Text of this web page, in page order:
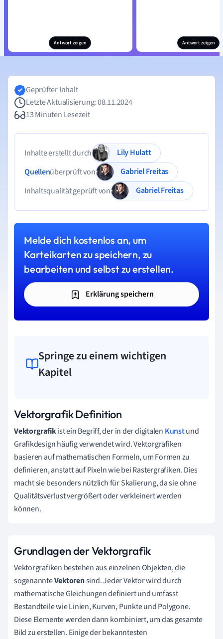
Antwort zeigen Antwort zeigen
Geprüfter Inhalt
Letzte Aktualisierung: 08.11.2024
13 Minuten Lesezeit
Inhalte erstellt durch
Lily Hulatt
Quellenüberprüft von
Gabriel Freitas
Inhaltsqualität geprüft von
Gabriel Freitas
Melde dich kostenlos an, um
Karteikarten zu speichern, zu
bearbeiten und selbst zu erstellen.
Erklärung speichern
Springe zu einem wichtigen
Kapitel
Vektorgrafik Definition
Vektorgrafikist ein Begriff, der in der digitalen Kunstund
Grafikdesign häufig verwendet wird. Vektorgrafiken
basieren auf mathematischen Formeln, um Formen zu
definieren, anstatt auf Pixeln wie bei Rastergrafiken. Dies
macht sie besonders nützlich für Skalierung, da sie ohne
Qualitätsverlust vergrößert oder verkleinert werden
können.
Grundlagen der Vektorgrafik
Vektorgrafiken bestehen aus einzelnen Objekten, die
sogenannteVektorensind. Jeder Vektor wird durch
mathematische Gleichungen definiert und umfasst
Bestandteile wie Linien, Kurven, Punkte und Polygone.
Diese Elemente werden dann kombiniert, um das gesamte
Bild zu erstellen. Einige der bekanntesten